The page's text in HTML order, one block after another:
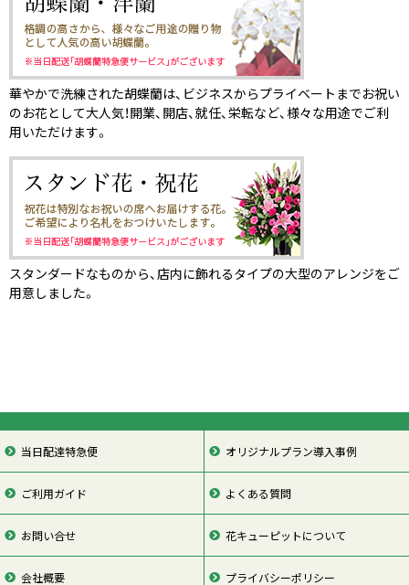
華やかで洗練された胡蝶蘭は、ビジネスからプライベートまでお祝い
のお花として大人気！開業、開店、就任、栄転など、様々な用途でご利
用いただけます。
スタンダードなものから、店内に飾れるタイプの大型のアレンジをご
用意しました。
当日配達特急便 オリジナルプラン導入事例
ご利用ガイド よくある質問
お問い合せ 花キューピットについて
会社概要 プライバシーポリシー